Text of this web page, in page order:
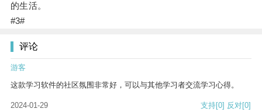
的生活。
#3#
评论
游客
这款学习软件的社区氛围非常好，可以与其他学习者交流学习心得。
2024-01-29 支持[0] 反对[0]